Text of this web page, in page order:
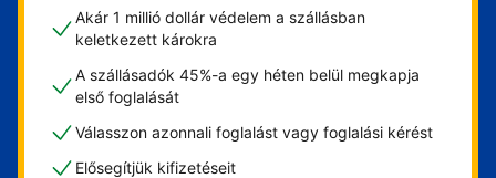
Akár 1 millió dollár védelem a szállásban
keletkezett károkra
A szállásadók 45%-a egy héten belül megkapja
első foglalását
Válasszon azonnali foglalást vagy foglalási kérést
Elősegítjük kifizetéseit